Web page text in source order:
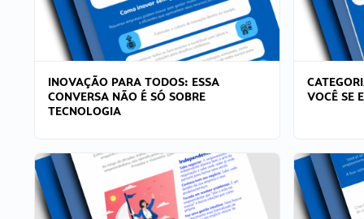
INOVAÇÃO PARA TODOS: ESSA
CONVERSA NÃO É SÓ SOBRE
TECNOLOGIA
VOCÊ SE